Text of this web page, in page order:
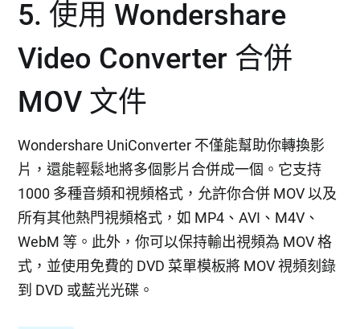
5. 使用 Wondershare
Video Converter 合併
MOV 文件
Wondershare UniConverter 不僅能幫助你轉換影
片，還能輕鬆地將多個影片合併成一個。它支持
1000 多種音頻和視頻格式，允許你合併 MOV 以及
所有其他熱門視頻格式，如 MP4、AVI、M4V、
WebM 等。此外，你可以保持輸出視頻為 MOV 格
式，並使用免費的 DVD 菜單模板將 MOV 視頻刻錄
到 DVD 或藍光光碟。